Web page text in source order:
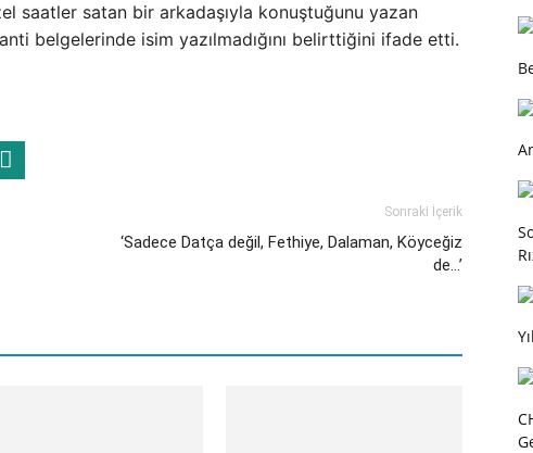
saatler satan bir arkadaşıyla konuştuğunu yazan
belgelerinde isim yazılmadığını belirttiğini ifade etti.
Sonraki İçerik
‘Sadece Datça değil, Fethiye, Dalaman, Köyceğiz
de…’